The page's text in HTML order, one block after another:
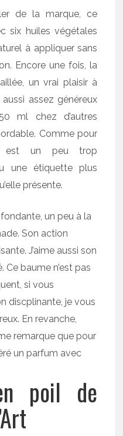
de la marque, ce
six huiles végétales
à appliquer sans
Encore une fois, la
un vrai plaisir à
assez généreux
ml chez d’autres
Comme pour
est un peu trop
une étiquette plus
présente.
un peu à la
Son action
J’aime aussi son
Ce baume n’est pas
si vous
discplinante, je vous
En revanche,
remarque que pour
un parfum avec
poil de